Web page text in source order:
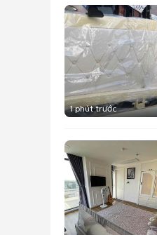
1 phút trước